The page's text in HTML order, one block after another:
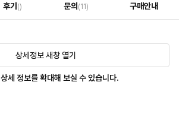
후기 () 문의 (11) 구매안내
상세정보 새창 열기
상세 정보를 확대해 보실 수 있습니다.